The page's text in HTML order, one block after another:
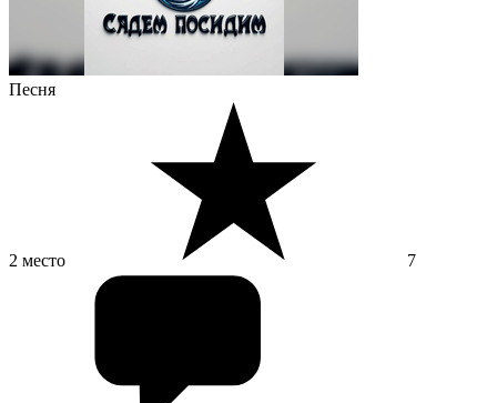
Песня
2 место 7